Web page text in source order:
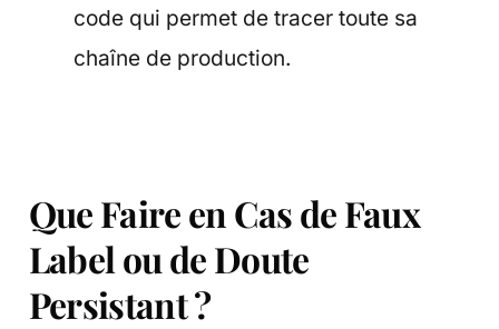
code qui permet de tracer toute sa
chaîne de production.
Que Faire en Cas de Faux
Label ou de Doute
Persistant ?